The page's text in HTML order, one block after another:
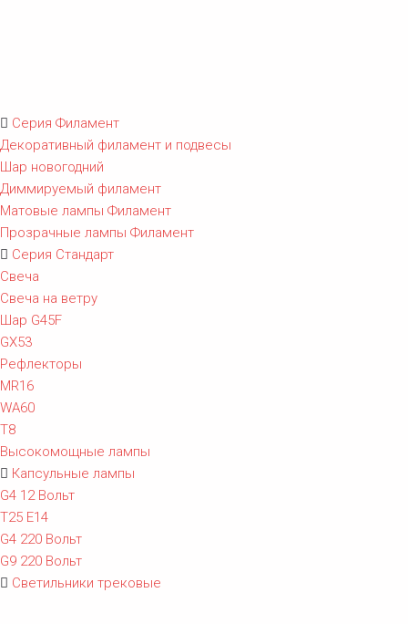
Серия Филамент
Декоративный филамент и подвесы
Шар новогодний
Диммируемый филамент
Матовые лампы Филамент
Прозрачные лампы Филамент
Серия Стандарт
Свеча
Свеча на ветру
Шар G45F
GX53
Рефлекторы
MR16
WA60
T8
Высокомощные лампы
Капсульные лампы
G4 12 Вольт
T25 E14
G4 220 Вольт
G9 220 Вольт
Светильники трековые